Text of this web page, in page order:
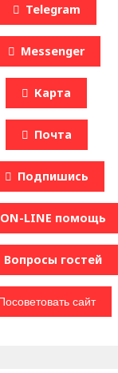
Telegram
Messenger
Карта
Почта
Подпишись
ON-LINE помощь
Вопроcы гостей